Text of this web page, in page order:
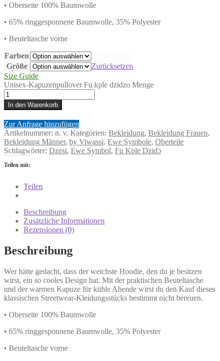
• Oberseite 100% Baumwolle
• 65% ringgesponnene Baumwolle, 35% Polyester
• Beuteltasche vorne
Farben
Größe
Zurücksetzen
Size Guide
Unisex-Kapuzenpullover Fu kple dzidzo Menge
In den Warenkorb
Zur Anfrage hinzufügen
Artikelnummer: n. v. Kategorien: Bekleidung, Bekleidung Frauen,
Bekleidung Männer, by Viwassi, Ewe Symbole, Oberteile
Schlagwörter: Dzesi, Ewe Symbol, Fu Kple Dzidɔ
Teilen mit:
Teilen
Beschreibung
Zusätzliche Informationen
Rezensionen (0)
Beschreibung
Wer hätte gedacht, dass der weichste Hoodie, den du je besitzen
wirst, ein so cooles Design hat. Mit der praktischen Beuteltasche
und der warmen Kapuze für kühle Abende wirst du den Kauf dieses
klassischen Streetwear-Kleidungsstücks bestimmt nicht bereuen.
• Oberseite 100% Baumwolle
• 65% ringgesponnene Baumwolle, 35% Polyester
• Beuteltasche vorne